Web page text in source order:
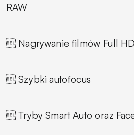
RAW
 Nagrywanie filmów Full
 Szybki autofocus
 Tryby Smart Auto oraz